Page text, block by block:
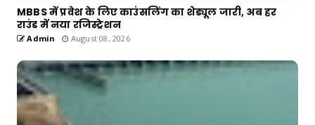
MBBS में प्रवेश के लिए काउंसलिंग का शेड्यूल जारी, अब हर
राउंड में नया रजिस्ट्रेशन
Admin August 08, 2026